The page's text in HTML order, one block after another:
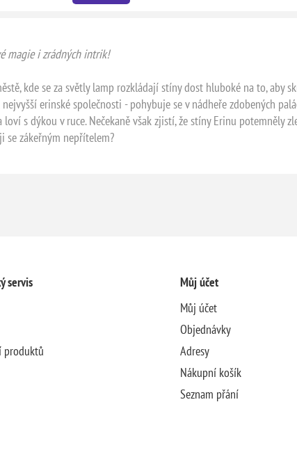
magie i zrádných intrik!
kde se za světly lamp rozkládají stíny dost hluboké na to, aby
erinské společnosti - pohybuje se v nádheře zdobených
s dýkou v ruce. Nečekaně však zjistí, že stíny Erinu potemněly
se zákeřným nepřítelem?
servis
produktů
Můj účet
Můj účet
Objednávky
Adresy
Nákupní košík
Seznam přání